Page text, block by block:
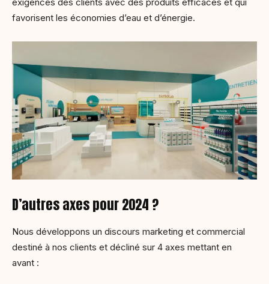
exigences des clients avec des produits efficaces et qui
favorisent les économies d’eau et d’énergie.
D’autres axes pour 2024 ?
Nous développons un discours marketing et commercial
destiné à nos clients et décliné sur 4 axes mettant en
avant :